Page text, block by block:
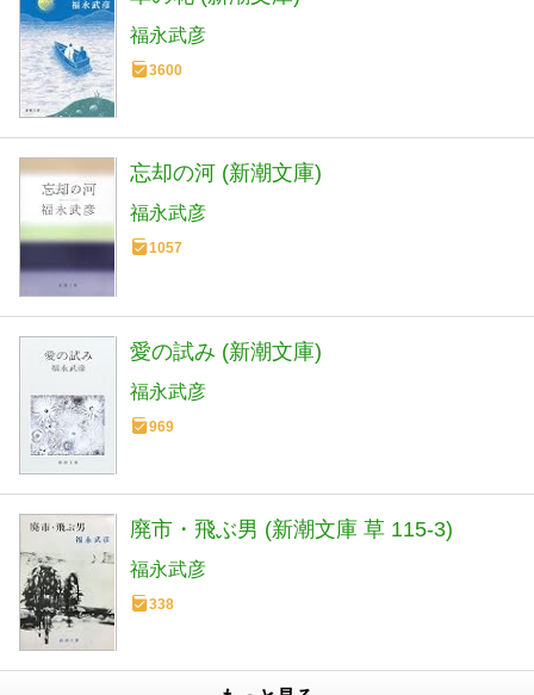
福永武彦
3600
忘却の河 (新潮文庫)
福永武彦
1057
愛の試み (新潮文庫)
福永武彦
969
廃市・飛ぶ男 (新潮文庫 草 115-3)
福永武彦
338